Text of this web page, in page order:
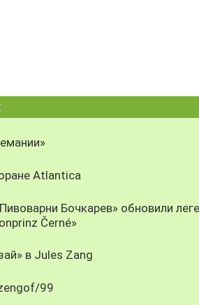
Atlantica
Бочкарев» обновили
Černé»
в Jules Zang
99